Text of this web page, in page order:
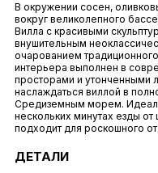
В окружении сосен,
вокруг великолепного
Вилла с красивыми
внушительным
очарованием
интерьера выполнен в
просторами и утонченными
наслаждаться виллой в
Средиземным морем.
нескольких минутах езды
подходит для роскошного
ДЕТАЛИ